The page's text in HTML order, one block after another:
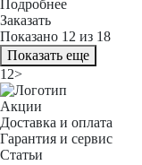
Подробнее
Заказать
Показано 12 из 18
Показать еще
1 2>
Акции
Доставка и оплата
Гарантия и сервис
Статьи